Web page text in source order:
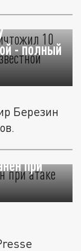
- полный
Березин
при